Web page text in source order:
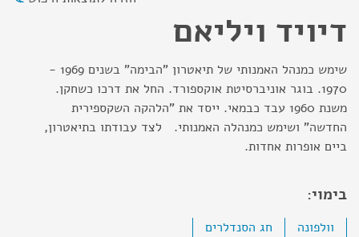
דיויד ויליאם
שימש כמנהל האמנותי של תיאטרון "הבימה" בשנים 1969 -
1970. בוגר אוניברסיטת אוקספורד. החל את דרכו כשחקן.
משנת 1960 עבד כבמאי. ייסד את "הלהקה השקספירית
החדשה" ושימש כמנהלה האמנותי. לצד עבודתו בתיאטרון,
ביים אופרות אחדות.
בימוי:
וולפונה חג הסנדלרים